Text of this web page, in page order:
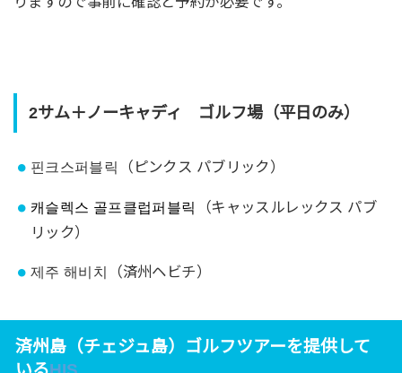
2サム＋ノーキャディ ゴルフ場（平日のみ）
핀크스퍼블릭（ピンクス パブリック）
캐슬렉스 골프클럽퍼블릭 （キャッスルレックス パブ
リック）
제주 해비치（済州ヘビチ）
済州島（チェジュ島）ゴルフツアーを提供して